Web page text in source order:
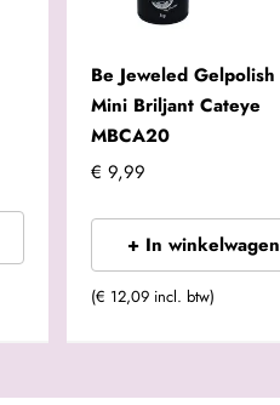
Be Jeweled Gelpolish
Mini Briljant Cateye
MBCA20
€ 9,99
+ In winkelwagen
(€ 12,09 incl. btw)